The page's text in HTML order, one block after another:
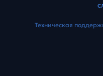
Техническая